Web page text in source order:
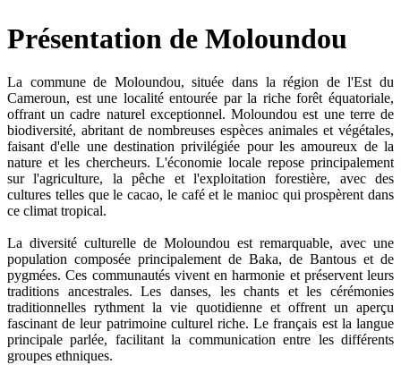
Présentation de Moloundou
La commune de Moloundou, située dans la région de l'Est du
Cameroun, est une localité entourée par la riche forêt équatoriale,
offrant un cadre naturel exceptionnel. Moloundou est une terre de
biodiversité, abritant de nombreuses espèces animales et végétales,
faisant d'elle une destination privilégiée pour les amoureux de la
nature et les chercheurs. L'économie locale repose principalement
sur l'agriculture, la pêche et l'exploitation forestière, avec des
cultures telles que le cacao, le café et le manioc qui prospèrent dans
ce climat tropical.
La diversité culturelle de Moloundou est remarquable, avec une
population composée principalement de Baka, de Bantous et de
pygmées. Ces communautés vivent en harmonie et préservent leurs
traditions ancestrales. Les danses, les chants et les cérémonies
traditionnelles rythment la vie quotidienne et offrent un aperçu
fascinant de leur patrimoine culturel riche. Le français est la langue
principale parlée, facilitant la communication entre les différents
groupes ethniques.